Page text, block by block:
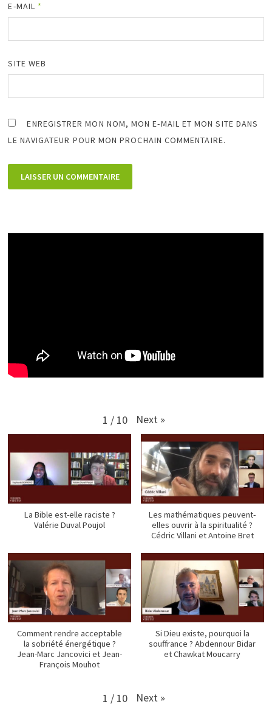
E-MAIL *
SITE WEB
ENREGISTRER MON NOM, MON E-MAIL ET MON SITE DANS
LE NAVIGATEUR POUR MON PROCHAIN COMMENTAIRE.
1 / 10 Next »
La Bible est-elle raciste ?
Valérie Duval Poujol
Les mathématiques peuvent-
elles ouvrir à la spiritualité ?
Cédric Villani et Antoine Bret
Comment rendre acceptable
la sobriété énergétique ?
Jean-Marc Jancovici et Jean-
François Mouhot
Si Dieu existe, pourquoi la
souffrance ? Abdennour Bidar
et Chawkat Moucarry
1 / 10 Next »